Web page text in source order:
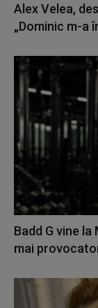
Alex Velea,
„Dominic m-a
Badd G vine
mai